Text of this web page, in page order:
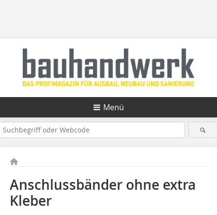
Menü
Anschlussbänder ohne extra
Kleber